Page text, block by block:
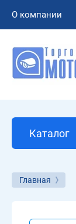
О компании
Каталог
Главная